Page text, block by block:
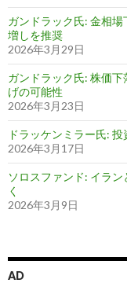
ガンドラック氏: 金相
増しを推奨
2026年3月29日
ガンドラック氏: 株価
げの可能性
2026年3月23日
ドラッケンミラー氏:
2026年3月17日
ソロスファンド: イラ
く
2026年3月9日
AD